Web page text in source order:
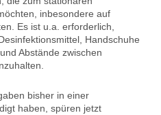
inbesondere auf
Es ist u.a. erforderlich,
Handschuhe
Abstände zwischen
bisher in einer
haben, spüren jetzt